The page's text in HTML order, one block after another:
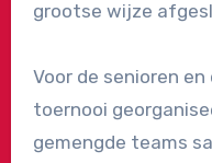
grootse wijze
Voor de senioren
toernooi
gemengde teams